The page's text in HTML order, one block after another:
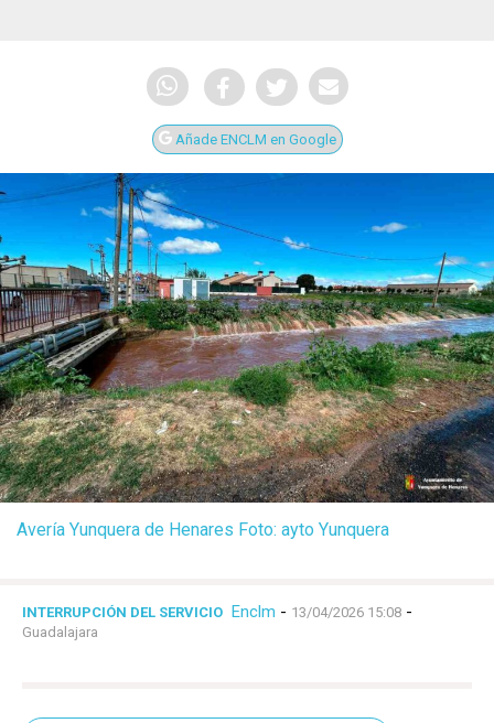
Añade ENCLM en Google
Avería Yunquera de Henares Foto: ayto Yunquera
INTERRUPCIÓN DEL SERVICIO Enclm - 13/04/2026 15:08 -
Guadalajara